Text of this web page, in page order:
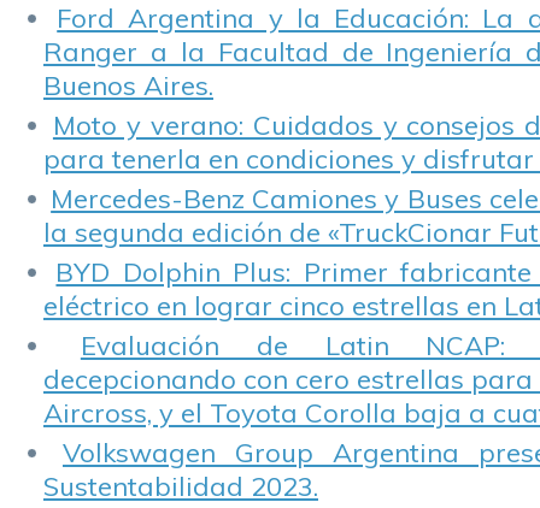
Ford Argentina y la Educación: La
Ranger a la Facultad de Ingeniería
Buenos Aires.
Moto y verano: Cuidados y consejos
para tenerla en condiciones y disfrutar
Mercedes-Benz Camiones y Buses
la segunda edición de «TruckCionar
BYD Dolphin Plus: Primer
eléctrico en lograr cinco estrellas en
Evaluación de Latin NCAP:
decepcionando con cero estrellas para
Aircross, y el Toyota Corolla baja a
Volkswagen Group Argentina
Sustentabilidad 2023.